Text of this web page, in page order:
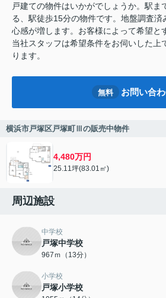
戸建ての物件はいかがでしょうか。駅ま
る、駅徒歩15分の物件です。地盤調査
心感が増します。お客様によって希望と
当社スタッフは希望条件をお伺いした上
ります。
無料 お問い合
横浜市戸塚区戸塚町Ⅲの販売中物件
4,480万円
25.11坪(83.01㎡)
周辺施設
中学校
戸塚中学校
967ｍ（13分）
小学校
戸塚小学校